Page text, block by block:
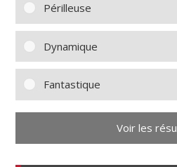
Périlleuse
Dynamique
Fantastique
Voir les